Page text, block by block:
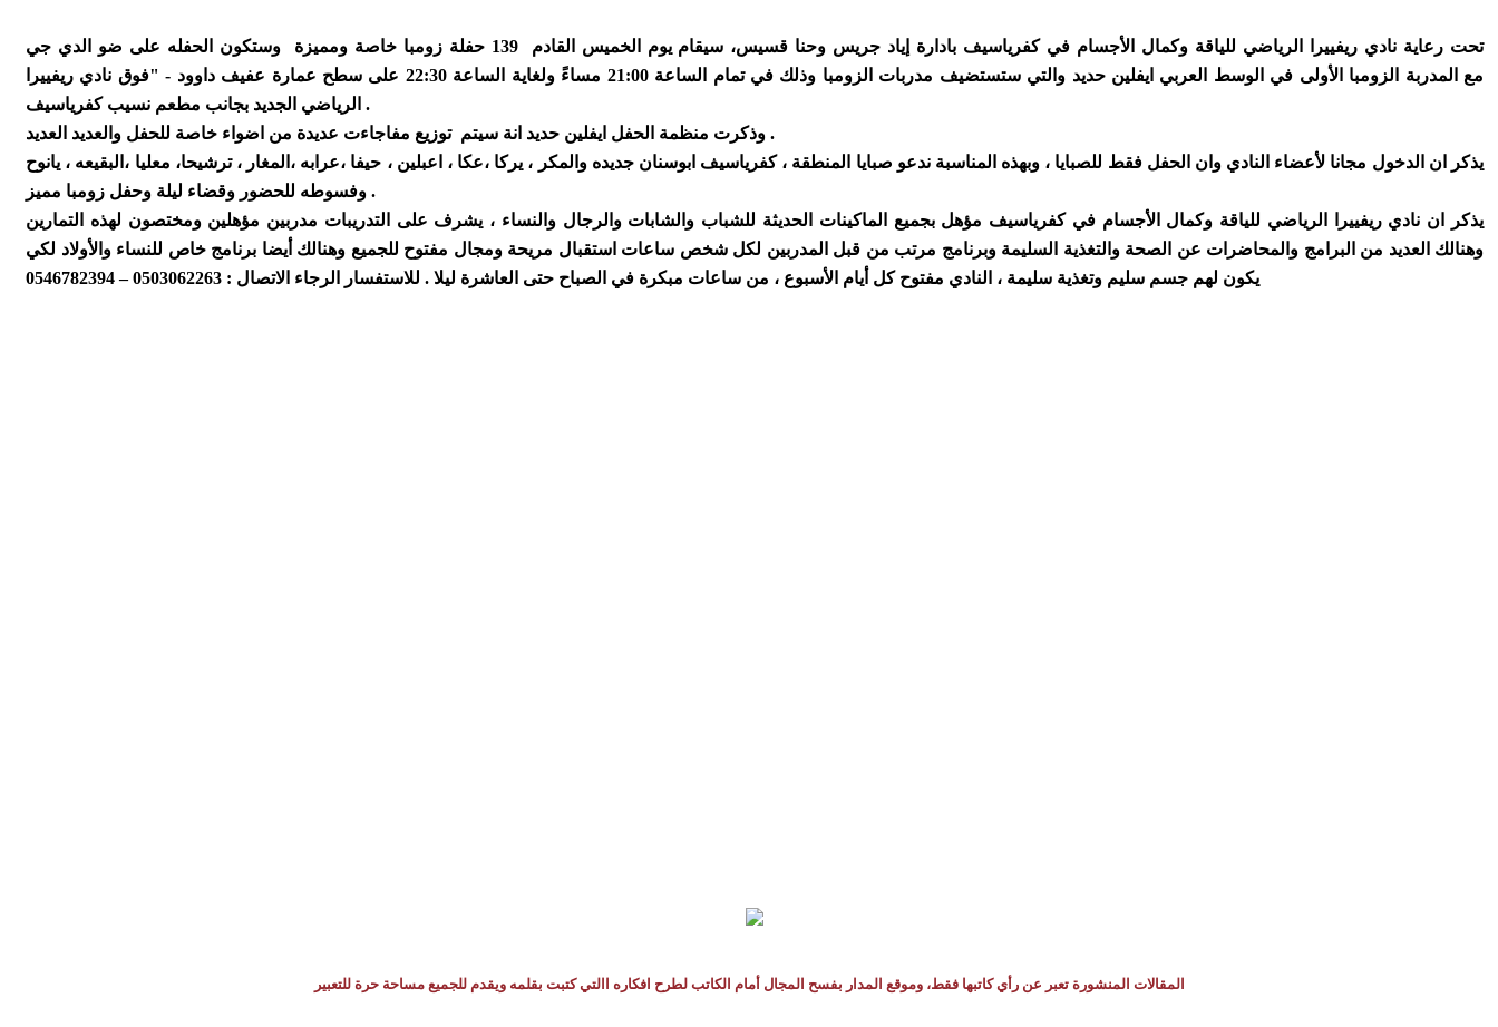
تحت رعاية نادي ريفييرا الرياضي للياقة وكمال الأجسام في كفرياسيف بادارة إياد جريس وحنا قسيس، سيقام
يوم الخميس القادم 139 حفلة زومبا خاصة ومميزة وستكون الحفله على ضو الدي جي
مع المدربة الزومبا الأولى في الوسط العربي ايفلين حديد والتي ستستضيف مدربات الزومبا وذلك في تمام الساعة 21:00 مساءً ولغاية الساعة 22:30 على سطح عمارة عفيف داوود - "فوق
نادي ريفييرا
الرياضي الجديد بجانب مطعم نسيب كفرياسيف .
وذكرت منظمة الحفل ايفلين حديد انة سيتم توزيع مفاجاءت عديدة من اضواء خاصة للحفل والعديد العديد .
يذكر ان الدخول مجانا لأعضاء النادي وان الحفل فقط للصبايا ، وبهذه المناسبة ندعو صبايا المنطقة ، كفرياسيف ابوسنان جديده والمكر ، يركا ،عكا ، اعبلين ، حيفا ،عرابه ،المغار ، ترشيحا، معليا ،البقيعه ، يانوح
وفسوطه للحضور وقضاء ليلة وحفل زومبا مميز .
يذكر ان نادي ريفييرا الرياضي للياقة وكمال الأجسام في كفرياسيف مؤهل بجميع الماكينات الحديثة للشباب والشابات والرجال والنساء ، يشرف على التدريبات مدربين مؤهلين ومختصون لهذه التمارين
وهنالك العديد من البرامج والمحاضرات عن الصحة والتغذية السليمة وبرنامج مرتب من قبل المدربين لكل شخص ساعات استقبال مريحة ومجال مفتوح للجميع وهنالك أيضا برنامج خاص للنساء والأولاد لكي
يكون لهم جسم سليم وتغذية سليمة ، النادي مفتوح كل أيام الأسبوع ، من ساعات مبكرة في الصباح حتى العاشرة ليلا . للاستفسار الرجاء الاتصال : 0503062263 – 0546782394
المقالات المنشورة تعبر عن رأي كاتبها فقط، وموقع المدار بفسح المجال أمام الكاتب لطرح افكاره االتي كتبت بقلمه ويقدم للجميع مساحة حرة للتعبير